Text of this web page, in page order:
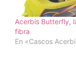
Acerbis Butterfly,
fibra
En «Cascos